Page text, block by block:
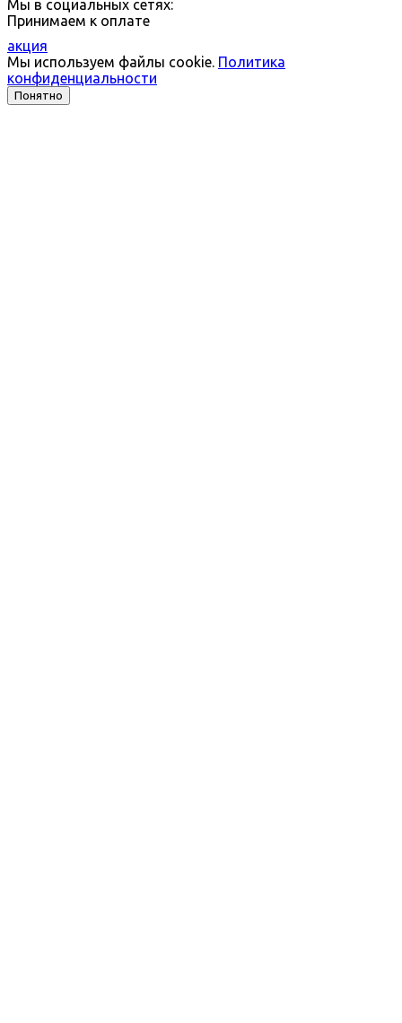
Мы в социальных сетях:
Принимаем к оплате
акция
Мы используем файлы cookie. Политика
конфиденциальности
Понятно